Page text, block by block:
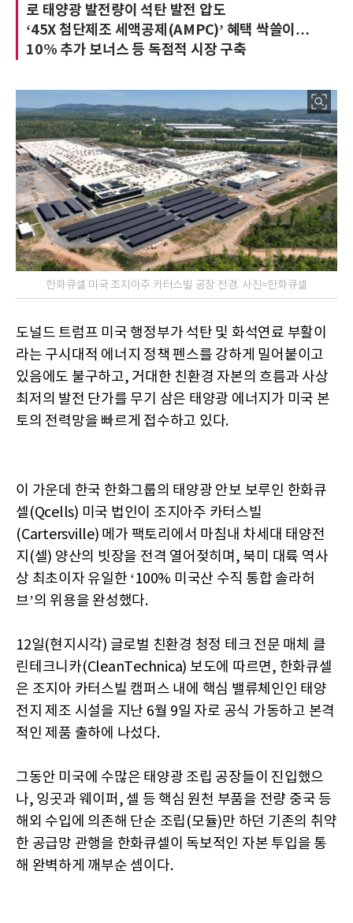
로 태양광 발전량이 석탄 발전 압도
‘45X 첨단제조 세액공제(AMPC)’ 혜택 싹쓸이…
10% 추가 보너스 등 독점적 시장 구축
한화큐셀 미국 조지아주 카터스빌 공장 전경. 사진=한화큐셀
도널드 트럼프 미국 행정부가 석탄 및 화석연료 부활이
라는 구시대적 에너지 정책 펜스를 강하게 밀어붙이고
있음에도 불구하고, 거대한 친환경 자본의 흐름과 사상
최저의 발전 단가를 무기 삼은 태양광 에너지가 미국 본
토의 전력망을 빠르게 접수하고 있다.
이 가운데 한국 한화그룹의 태양광 안보 보루인 한화큐
셀(Qcells) 미국 법인이 조지아주 카터스빌
(Cartersville) 메가 팩토리에서 마침내 차세대 태양전
지(셀) 양산의 빗장을 전격 열어젖히며, 북미 대륙 역사
상 최초이자 유일한 ‘100% 미국산 수직 통합 솔라허
브’의 위용을 완성했다.
12일(현지시각) 글로벌 친환경 청정 테크 전문 매체 클
린테크니카(CleanTechnica) 보도에 따르면, 한화큐셀
은 조지아 카터스빌 캠퍼스 내에 핵심 밸류체인인 태양
전지 제조 시설을 지난 6월 9일 자로 공식 가동하고 본격
적인 제품 출하에 나섰다.
그동안 미국에 수많은 태양광 조립 공장들이 진입했으
나, 잉곳과 웨이퍼, 셀 등 핵심 원천 부품을 전량 중국 등
해외 수입에 의존해 단순 조립(모듈)만 하던 기존의 취약
한 공급망 관행을 한화큐셀이 독보적인 자본 투입을 통
해 완벽하게 깨부순 셈이다.